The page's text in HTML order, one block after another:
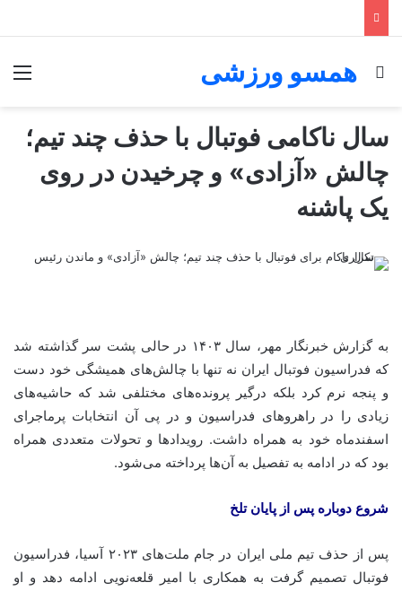
همسو ورزشی
جستجو برای
سال ناکامی فوتبال با حذف چند تیم؛
چالش «آزادی» و چرخیدن در روی
یک پاشنه
به گزارش خبرنگار مهر، سال ۱۴۰۳ در حالی پشت سر گذاشته شد
که فدراسیون فوتبال ایران نه تنها با چالش‌های همیشگی خود دست
و پنجه نرم کرد بلکه درگیر پرونده‌های مختلفی شد که حاشیه‌های
زیادی را در راهروهای فدراسیون و در پی آن انتخابات پرماجرای
اسفندماه خود به همراه داشت. رویدادها و تحولات متعددی همراه
بود که در ادامه به تفصیل به آن‌ها پرداخته می‌شود.
شروع دوباره پس از پایان تلخ
پس از حذف تیم ملی ایران در جام ملت‌های ۲۰۲۳ آسیا، فدراسیون
فوتبال تصمیم گرفت به همکاری با امیر قلعه‌نویی ادامه دهد و او